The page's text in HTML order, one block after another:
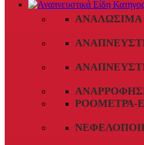
ΑΝΑΛΏΣΙΜΑ
ΡΟΌΜΕΤΡΑ-